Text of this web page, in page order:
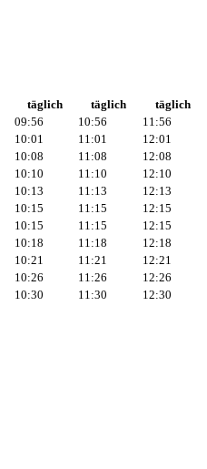
täglich täglich täglich
09:56 10:56 11:56
10:01 11:01 12:01
10:08 11:08 12:08
10:10 11:10 12:10
10:13 11:13 12:13
10:15 11:15 12:15
10:15 11:15 12:15
10:18 11:18 12:18
10:21 11:21 12:21
10:26 11:26 12:26
10:30 11:30 12:30